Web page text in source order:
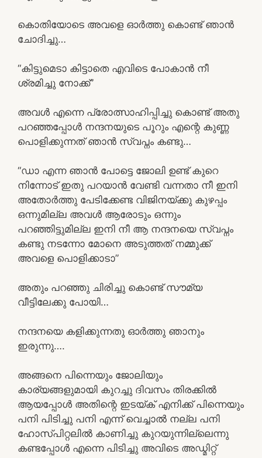
കൊതിയോടെ അവളെ ഓർത്തു കൊണ്ട് ഞാൻ
ചോദിച്ചു…
“കിട്ടുമെടാ കിട്ടാതെ എവിടെ പോകാൻ നീ
ശ്രമിച്ചു നോക്ക്”
അവൾ എന്നെ പ്രോത്സാഹിപ്പിച്ചു കൊണ്ട് അതു
പറഞ്ഞപ്പോൾ നന്ദനയുടെ പൂറും എന്റെ കുണ്ണ
പൊളിക്കുന്നത് ഞാൻ സ്വപ്നം കണ്ടു…
“ഡാ എന്ന ഞാൻ പോട്ടെ ജോലി ഉണ്ട് കുറെ
നിന്നോട് ഇതു പറയാൻ വേണ്ടി വന്നതാ നീ ഇനി
അതോർത്തു പേടിക്കേണ്ട വിജിനയ്ക്കു കുഴപ്പം
ഒന്നുമില്ല അവൾ ആരോടും ഒന്നും
പറഞ്ഞിട്ടുമില്ല ഇനി നീ ആ നന്ദനയെ സ്വപ്നം
കണ്ടു നടന്നോ മോനെ അടുത്തത് നമ്മുക്ക്
അവളെ പൊളിക്കാടാ”
അതും പറഞ്ഞു ചിരിച്ചു കൊണ്ട് സൗമ്യ
വീട്ടിലേക്കു പോയി…
നന്ദനയെ കളിക്കുന്നതു ഓർത്തു ഞാനും
ഇരുന്നു….
അങ്ങനെ പിന്നെയും ജോലിയും
കാര്യങ്ങളുമായി കുറച്ചു ദിവസം തിരക്കിൽ
ആയപ്പോൾ അതിന്റെ ഇടയ്ക് എനിക്ക് പിന്നെയും
പനി പിടിച്ചു പനി എന്ന് വെച്ചാൽ നല്ല പനി
ഹോസ്പിറ്റലിൽ കാണിച്ചു കുറയുന്നില്ലെന്നു
കണ്ടപ്പോൾ എന്നെ പിടിച്ചു അവിടെ അഡ്മിറ്റ്‌